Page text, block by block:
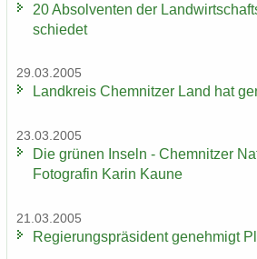
20 Ab­sol­ven­ten der
schie­det
29.03.2005
Land­kreis Chem­nit­zer Land hat
23.03.2005
Die grü­nen In­seln - Chem­nit­zer
Fo­to­gra­fin Karin Kaune
21.03.2005
Re­gie­rungs­prä­si­dent ge­neh­migt